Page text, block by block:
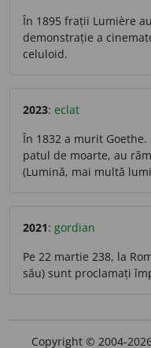
În 1895 frații Lumière
demonstrație a
celuloid.
2023: eclat
În 1832 a murit
patul de moarte, au
(Lumină, mai multă
2021: gordian
Pe 22 martie 238, la
său) sunt proclamați
Copyright © 2004-